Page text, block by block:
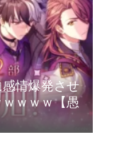
情爆発させ
ｗｗｗ【愚